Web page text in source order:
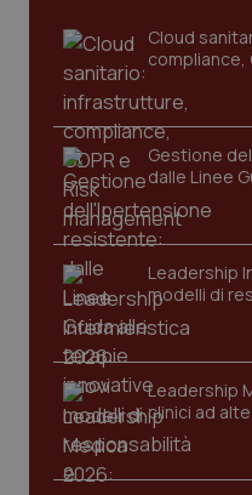
Cloud
compliance,
Gestione
dalle Linee
Leadership
modelli di
Leadership
clinici ad
Nome